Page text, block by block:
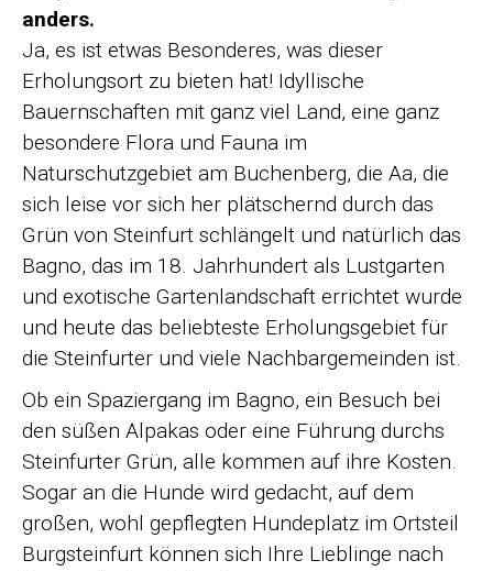
anders.
Ja, es ist etwas Besonderes, was dieser
Erholungsort zu bieten hat! Idyllische
Bauernschaften mit ganz viel Land, eine ganz
besondere Flora und Fauna im
Naturschutzgebiet am Buchenberg, die Aa, die
sich leise vor sich her plätschernd durch das
Grün von Steinfurt schlängelt und natürlich das
Bagno, das im 18. Jahrhundert als Lustgarten
und exotische Gartenlandschaft errichtet wurde
und heute das beliebteste Erholungsgebiet für
die Steinfurter und viele Nachbargemeinden ist.
Ob ein Spaziergang im Bagno, ein Besuch bei
den süßen Alpakas oder eine Führung durchs
Steinfurter Grün, alle kommen auf ihre Kosten.
Sogar an die Hunde wird gedacht, auf dem
großen, wohl gepflegten Hundeplatz im Ortsteil
Burgsteinfurt können sich Ihre Lieblinge nach